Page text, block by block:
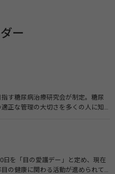
ー
す糖尿病治療研究会が制定。糖尿
正な管理の大切さを多くの人に知
を「目の愛護デー」と定め、現在
の健康に関わる活動が進められて